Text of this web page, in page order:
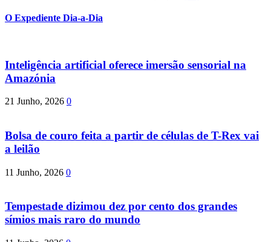
O Expediente Dia-a-Dia
Inteligência artificial oferece imersão sensorial na
Amazónia
21 Junho, 2026 0
Bolsa de couro feita a partir de células de T-Rex vai
a leilão
11 Junho, 2026 0
Tempestade dizimou dez por cento dos grandes
símios mais raro do mundo